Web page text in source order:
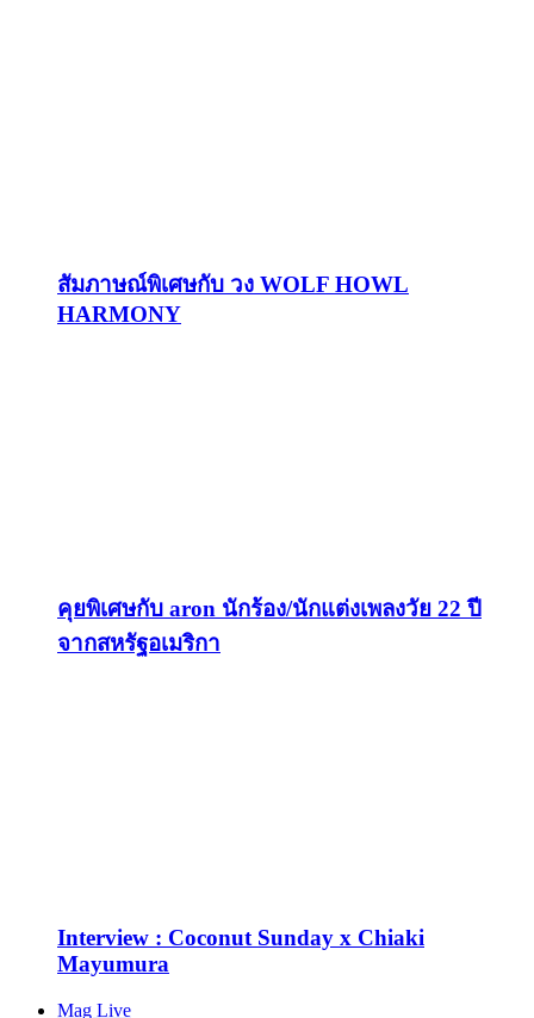
สัมภาษณ์พิเศษกับ วง WOLF HOWL
HARMONY
คุยพิเศษกับ aron นักร้อง/นักแต่งเพลงวัย 22 ปี
จากสหรัฐอเมริกา
Interview : Coconut Sunday x Chiaki
Mayumura
Mag Live